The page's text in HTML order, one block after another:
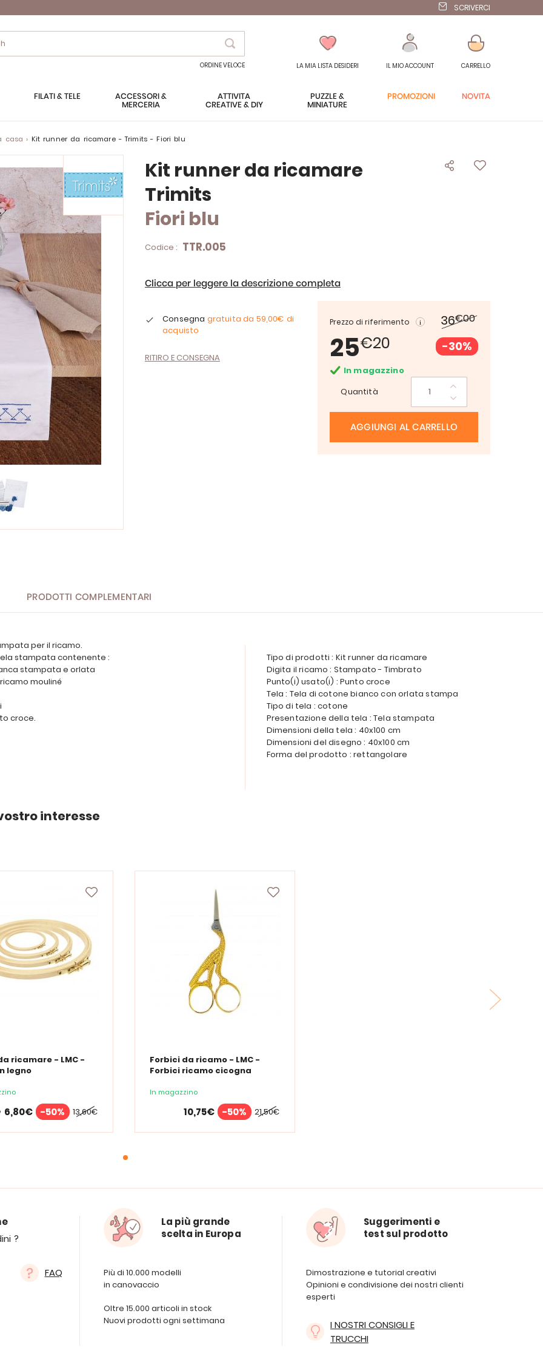
SCRIVERCI
Search
ORDINE VELOCE LA MIA LISTA DESIDERI IL MIO ACCOUNT CARRELLO
FILATI & TELE
ACCESSORI &
MERCERIA
ATTIVITÀ
CREATIVE & DIY
PUZZLE &
MINIATURE
PROMOZIONI NOVITÀ
casa Kit runner da ricamare - Trimits - Fiori blu
Kit runner da ricamare
Trimits
Fiori blu
Codice : TTR.005
Clicca per leggere la descrizione completa
Prezzo di riferimento 36€00
25€20 -30%
In magazzino
Quantità
AGGIUNGI AL CARRELLO
Consegna gratuita da 59,00€ di
acquisto
RITIRO E CONSEGNA
PRODOTTI COMPLEMENTARI
per il ricamo.
stampata contenente :
stampata e orlata
mouliné
croce.
Tipo di prodotti : Kit runner da ricamare
Digita il ricamo : Stampato - Timbrato
Punto(i) usato(i) : Punto croce
Tela : Tela di cotone bianco con orlata stampa
Tipo di tela : cotone
Presentazione della tela : Tela stampata
Dimensioni della tela : 40x100 cm
Dimensioni del disegno : 40x100 cm
Forma del prodotto : rettangolare
interesse
ricamare - LMC -
legno
13,60€
6,80€ -50%
Forbici da ricamo - LMC -
Forbici ricamo cicogna
In magazzino
21,50€
10,75€ -50%
?
FAQ
La più grande
scelta in Europa
Più di 10.000 modelli
in canovaccio
Oltre 15.000 articoli in stock
Nuovi prodotti ogni settimana
Suggerimenti e
test sul prodotto
Dimostrazione e tutorial creativi
Opinioni e condivisione dei nostri clienti
esperti
I NOSTRI CONSIGLI E
TRUCCHI